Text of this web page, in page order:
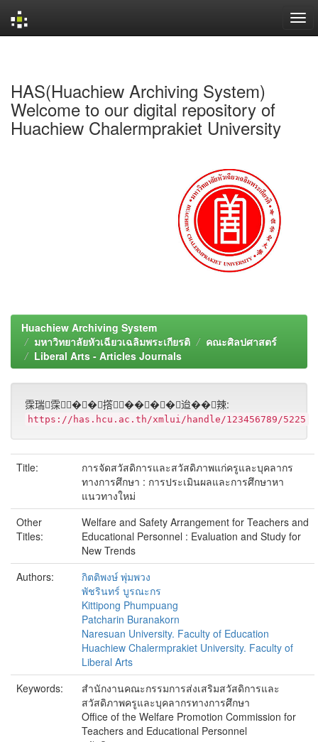
HAS(Huachiew Archiving System)
Welcome to our digital repository of
Huachiew Chalermprakiet University
Huachiew Archiving System
มหาวิทยาลัยหัวเฉียวเฉลิมพระเกียรติ
คณะศิลปศาสตร์
Liberal Arts - Articles Journals
霂瑞霂��撘����迨��辣:
https://has.hcu.ac.th/xmlui/handle/123456789/5225
Title:
การจัดสวัสดิการและสวัสดิภาพแก่ครูและบุคลากร
ทางการศึกษา : การประเมินผลและการศึกษาหา
แนวทางใหม่
Other
Titles:
Welfare and Safety Arrangement for Teachers and
Educational Personnel : Evaluation and Study for
New Trends
Authors:
กิตติพงษ์ พุ่มพวง
พัชรินทร์ บูรณะกร
Kittipong Phumpuang
Patcharin Buranakorn
Naresuan University. Faculty of Education
Huachiew Chalermprakiet University. Faculty of
Liberal Arts
Keywords:
สำนักงานคณะกรรมการส่งเสริมสวัสดิการและ
สวัสดิภาพครูและบุคลากรทางการศึกษา
Office of the Welfare Promotion Commission for
Teachers and Educational Personnel